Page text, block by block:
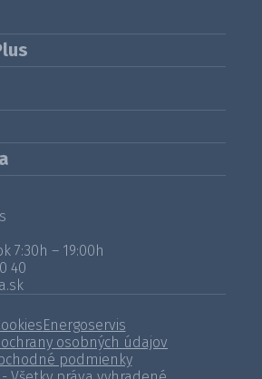
7:30h – 19:00h
40
Energoservis
osobných údajov
podmienky